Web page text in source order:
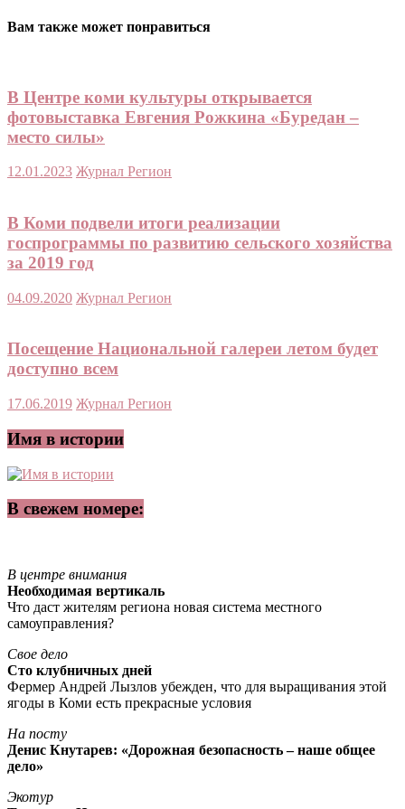
Вам также может понравиться
В Центре коми культуры открывается
фотовыставка Евгения Рожкина «Буредан –
место силы»
12.01.2023 Журнал Регион
В Коми подвели итоги реализации
госпрограммы по развитию сельского хозяйства
за 2019 год
04.09.2020 Журнал Регион
Посещение Национальной галереи летом будет
доступно всем
17.06.2019 Журнал Регион
Имя в истории
В свежем номере:
В центре внимания
Необходимая вертикаль
Что даст жителям региона новая система местного
самоуправления?
Свое дело
Сто клубничных дней
Фермер Андрей Лызлов убежден, что для выращивания этой
ягоды в Коми есть прекрасные условия
На посту
Денис Кнутарев: «Дорожная безопасность – наше общее
дело»
Экотур